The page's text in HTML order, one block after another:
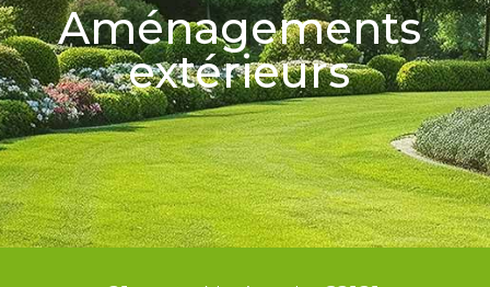
Aménagements
extérieurs